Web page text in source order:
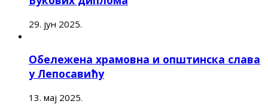
29. јун 2025.
Обележена храмовна и општинска слава
у Лепосавићу
13. мај 2025.